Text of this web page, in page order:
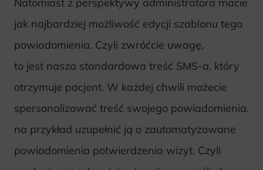
Natomiast z perspektywy administratora macie
jak najbardziej możliwość edycji szablonu tego
powiadomienia. Czyli zwróćcie uwagę,
to jest nasza standardowa treść SMS-a, który
otrzymuje pacjent. W każdej chwili możecie
spersonalizować treść swojego powiadomienia,
na przykład uzupełnić ją o zautomatyzowane
powiadomienia potwierdzenia wizyt. Czyli